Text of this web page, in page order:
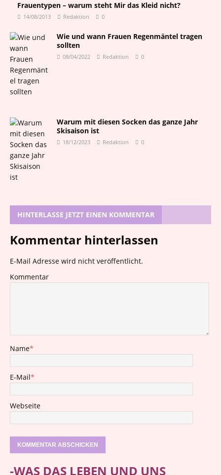
Frauentypen – warum steht Mir das Kleid nicht?
14/08/2013 Redaktion 0
Wie und wann Frauen Regenmäntel tragen
sollten
08/04/2022 Redaktion 0
Warum mit diesen Socken das ganze Jahr
Skisaison ist
18/12/2023 Redaktion 0
HINTERLASSE JETZT EINEN KOMMENTAR
Kommentar hinterlassen
E-Mail Adresse wird nicht veröffentlicht.
Kommentar
Name*
E-Mail*
Webseite
-WAS DAS LEBEN UND UNS